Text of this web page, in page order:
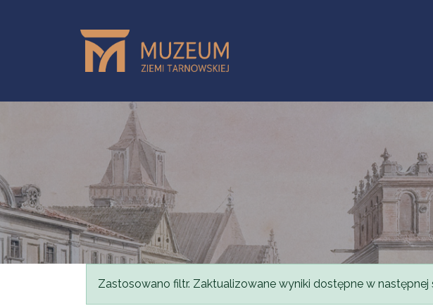
Komunikat
Zastosowano filtr. Zaktualizowane wyniki dostępne w następnej